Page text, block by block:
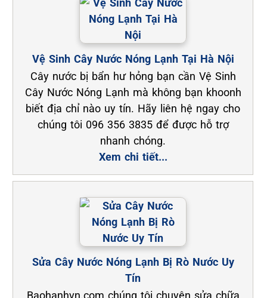
Vệ Sinh Cây Nước Nóng Lạnh Tại Hà Nội
Cây nước bị bẩn hư hỏng bạn cần Vệ Sinh
Cây Nước Nóng Lạnh mà không bạn khoonh
biết địa chỉ nào uy tín. Hãy liên hệ ngay cho
chúng tôi 096 356 3835 để được hỗ trợ
nhanh chóng.
Xem chi tiết...
Sửa Cây Nước Nóng Lạnh Bị Rò Nước Uy
Tín
Baohanhvn.com chúng tôi chuyên sửa chữa